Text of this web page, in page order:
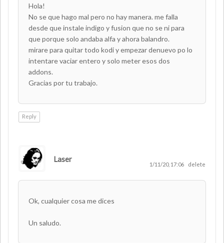
Hola!
No se que hago mal pero no hay manera. me falla
desde que instale indigo y fusion que no se ni para
que porque solo andaba alfa y ahora balandro.
mirare para quitar todo kodi y empezar denuevo po lo
intentare vaciar entero y solo meter esos dos
addons.
Gracias por tu trabajo.
Reply
Laser
1/11/20, 17:06 delete
Ok, cualquier cosa me dices
Un saludo.